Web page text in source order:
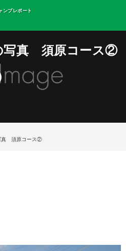
ンプレポート
写真 須原コース②
真 須原コース②